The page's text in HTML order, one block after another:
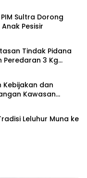
Sultra Dorong
Pesisir
Tindak Pidana
Peredaran 3 Kg
Kebijakan dan
Kawasan
Leluhur Muna ke